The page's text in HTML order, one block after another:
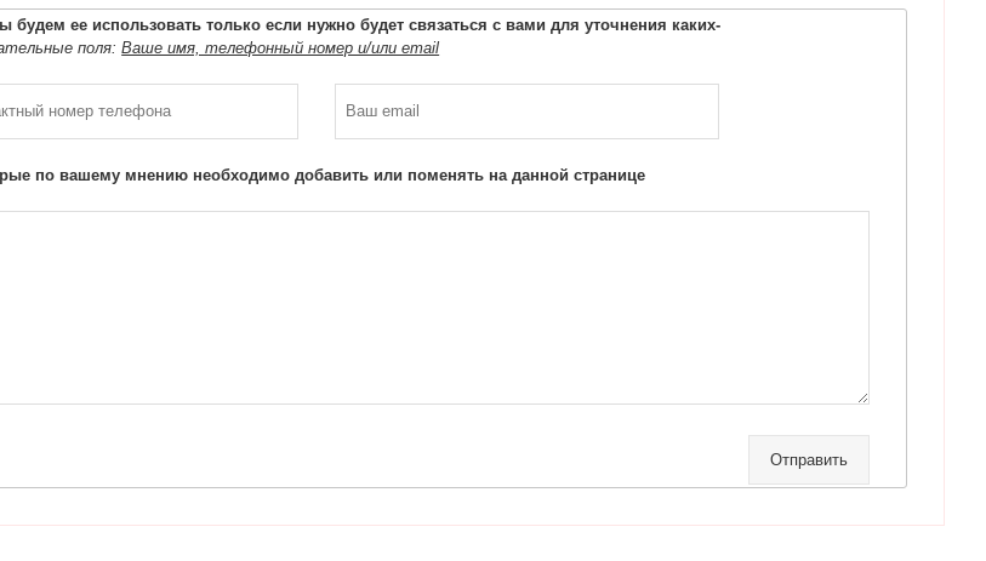
ее использовать только если нужно будет связаться с вами для уточнения каких-
поля:Ваше имя, телефонный номер и/или email
по вашему мнению необходимо добавить или поменять на данной странице
Отправить